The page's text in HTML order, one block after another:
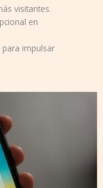
visitantes.
en
impulsar